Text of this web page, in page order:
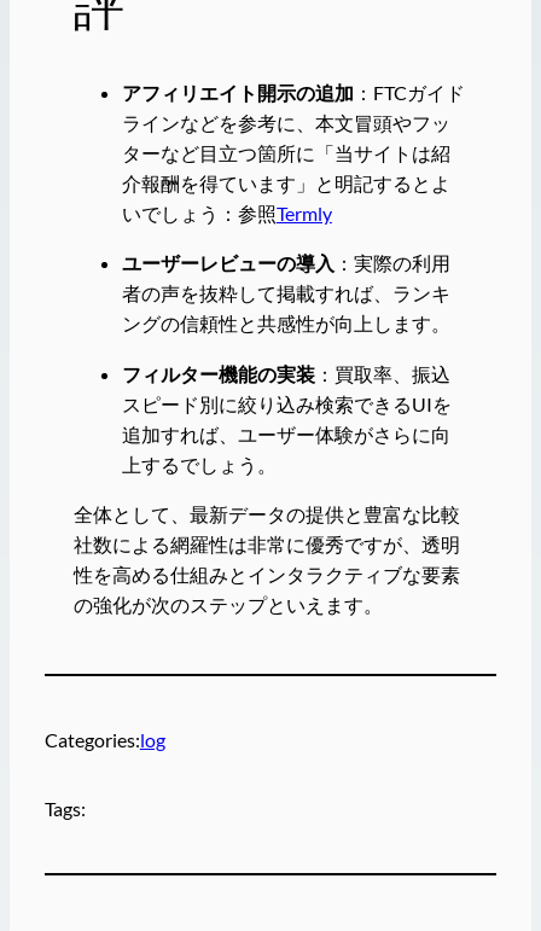
アフィリエイト開示の追加 ：FTCガイド
ラインなどを参考に、本文冒頭やフッ
ターなど目立つ箇所に「当サイトは紹
介報酬を得ています」と明記するとよ
いでしょう：参照Termly
ユーザーレビューの導入 ：実際の利用
者の声を抜粋して掲載すれば、ランキ
ングの信頼性と共感性が向上します。
フィルター機能の実装：買取率、振込
スピード別に絞り込み検索できるUIを
追加すれば、ユーザー体験がさらに向
上するでしょう。
全体として、最新データの提供と豊富な比較
社数による網羅性は非常に優秀ですが、透明
性を高める仕組みとインタラクティブな要素
の強化が次のステップといえます。
Categories:log
Tags: